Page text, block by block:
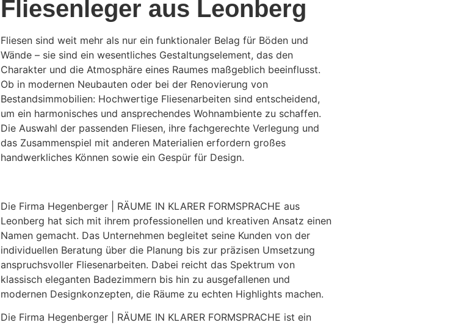
Fliesenleger aus Leonberg
Fliesen sind weit mehr als nur ein funktionaler Belag für Böden und
Wände – sie sind ein wesentliches Gestaltungselement, das den
Charakter und die Atmosphäre eines Raumes maßgeblich beeinflusst.
Ob in modernen Neubauten oder bei der Renovierung von
Bestandsimmobilien: Hochwertige Fliesenarbeiten sind entscheidend,
um ein harmonisches und ansprechendes Wohnambiente zu schaffen.
Die Auswahl der passenden Fliesen, ihre fachgerechte Verlegung und
das Zusammenspiel mit anderen Materialien erfordern großes
handwerkliches Können sowie ein Gespür für Design.
Die Firma Hegenberger | RÄUME IN KLARER FORMSPRACHE aus
Leonberg hat sich mit ihrem professionellen und kreativen Ansatz einen
Namen gemacht. Das Unternehmen begleitet seine Kunden von der
individuellen Beratung über die Planung bis zur präzisen Umsetzung
anspruchsvoller Fliesenarbeiten. Dabei reicht das Spektrum von
klassisch eleganten Badezimmern bis hin zu ausgefallenen und
modernen Designkonzepten, die Räume zu echten Highlights machen.
Die Firma Hegenberger | RÄUME IN KLARER FORMSPRACHE ist ein